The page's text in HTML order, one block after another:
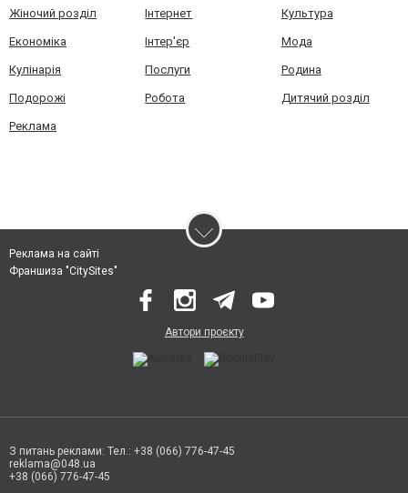
Жіночий розділ Інтернет Культура
Економіка Інтер'єр Мода
Кулінарія Послуги Родина
Подорожі Робота Дитячий розділ
Реклама
Реклама на сайті
Франшиза "CitySites"
Автори проєкту
З питань реклами: Тел.: +38 (066) 776-47-45
reklama@048.ua
+38 (066) 776-47-45